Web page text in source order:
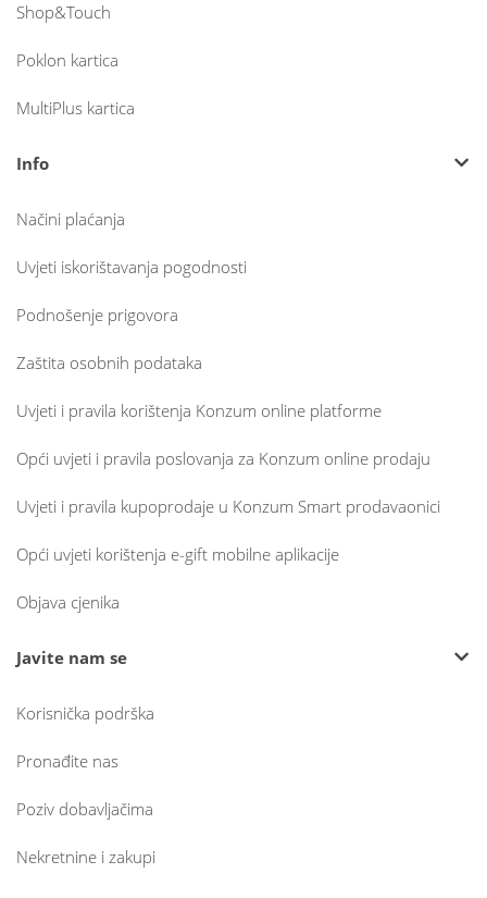
Shop&Touch
Poklon kartica
MultiPlus kartica
Info
Načini plaćanja
Uvjeti iskorištavanja pogodnosti
Podnošenje prigovora
Zaštita osobnih podataka
Uvjeti i pravila korištenja Konzum online platforme
Opći uvjeti i pravila poslovanja za Konzum online prodaju
Uvjeti i pravila kupoprodaje u Konzum Smart prodavaonici
Opći uvjeti korištenja e-gift mobilne aplikacije
Objava cjenika
Javite nam se
Korisnička podrška
Pronađite nas
Poziv dobavljačima
Nekretnine i zakupi